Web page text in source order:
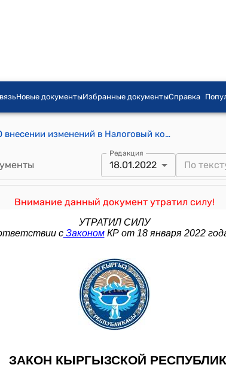
Новые документыИзбранные документыСправка
Закон КР от 20 февраля 2017 года № 27 "О внесении изменений в Налоговый кодекс Кыргызской Республики"
Редакция
18.01.2022
Внимание данный документ утратил силу!